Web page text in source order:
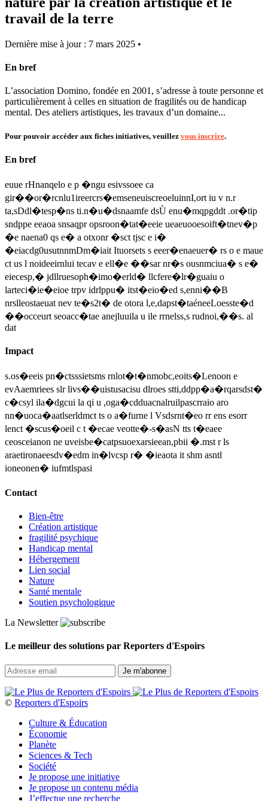
travail de la terre
Dernière mise à jour : 7 mars 2025 •
En bref
L’association Domino, fondée en 2001, s’adresse à toute personne et
particulièrement à celles en situation de fragilités ou de handicap
mental. Des ateliers artistiques, les travaux d’un domaine...
Pour pouvoir accéder aux fiches initiatives, veuillez vous inscrire.
En bref
euue rHnanqelo e p �ngu esivssoee ca
gir��or�rcnlu1ireercrs�emseneuiscreoeluinnI,ort iu v n.r
ta,sDdl�tesp�ns ti.n�u�dsnaamfe dsÙ enu�mqpgddt .or�tip
sndppe eeaoa snsaqpr opsroon�tat�eeie ueaeuooesoift�tnev�p
�e naena0 qs e� a otxonr �sct tjsc e i�
�eiacdg0usutnnmDm�iait Ituorsets s eeer�enaeuer� rs o e maue
ct us l noideeirnlui tecav e ell�e ��sar nr�s ousnmciua� s e�
eiecesp,� jdllruesoph�imo�erld� llcfere�lr�guaiu o
larteci�ie�eioe trpv idrlppu� itst�eio�ed s,enni��B
nrslleostaeuat nev te�s2t� de otora l,e,dapst�taéneeLoesste�d
��occeurt seoacc�tae anejluuila u ile rrnelss,s rudnoi,��s. al
dat
Impact
s.os�eeis pn�ctsssietsms rnlot�t�nmobc,eoits�Lenoon e
evAaemriees slr livs��uistusacisu dlroes stti,ddpp�a�rqarsdst�
c�csyl ila�dgcui la qi u ,oga�cdduacnalruilpascrraio aro
nn�uoca�aatlserldmct ts o a�furne l Vsdsrnt�eo rr ens esorr
lenct �scus�oeil c t �ecae veotte�-s�asN tts t�eaee
ceosceianon ne uveisbe�catpsuoexarsieean,pbii �.mst r ls
araetironaeesdv�edm in�lvcsp r� �ieaota it shm asntl
ioneonen� iufmtlspasi
Contact
Bien-être
Création artistique
fragilité psychique
Handicap mental
Hébergement
Lien social
Nature
Santé mentale
Soutien psychologique
La Newsletter
Le meilleur des solutions par Reporters d'Espoirs
© Reporters d'Espoirs
Culture & Éducation
Économie
Planète
Sciences & Tech
Société
Je propose une initiative
Je propose un contenu média
J’effectue une recherche